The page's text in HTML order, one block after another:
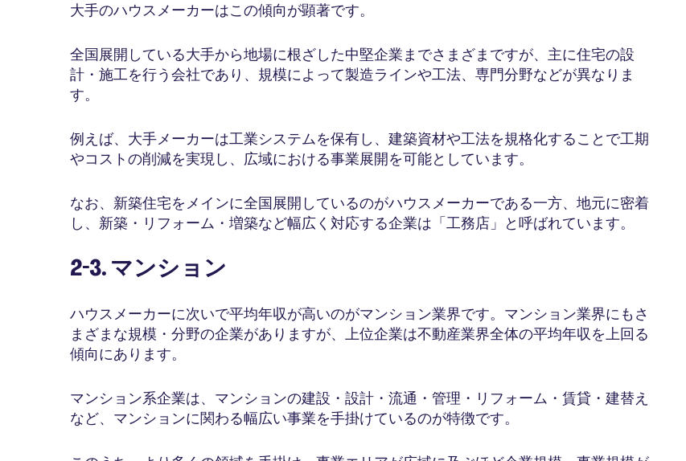
大手のハウスメーカーはこの傾向が顕著です。
全国展開している大手から地場に根ざした中堅企業までさまざまですが、主に住宅の設
計・施工を行う会社であり、規模によって製造ラインや工法、専門分野などが異なりま
す。
例えば、大手メーカーは工業システムを保有し、建築資材や工法を規格化することで工期
やコストの削減を実現し、広域における事業展開を可能としています。
なお、新築住宅をメインに全国展開しているのがハウスメーカーである一方、地元に密着
し、新築・リフォーム・増築など幅広く対応する企業は「工務店」と呼ばれています。
2-3. マンション
ハウスメーカーに次いで平均年収が高いのがマンション業界です。マンション業界にもさ
まざまな規模・分野の企業がありますが、上位企業は不動産業界全体の平均年収を上回る
傾向にあります。
マンション系企業は、マンションの建設・設計・流通・管理・リフォーム・賃貸・建替え
など、マンションに関わる幅広い事業を手掛けているのが特徴です。